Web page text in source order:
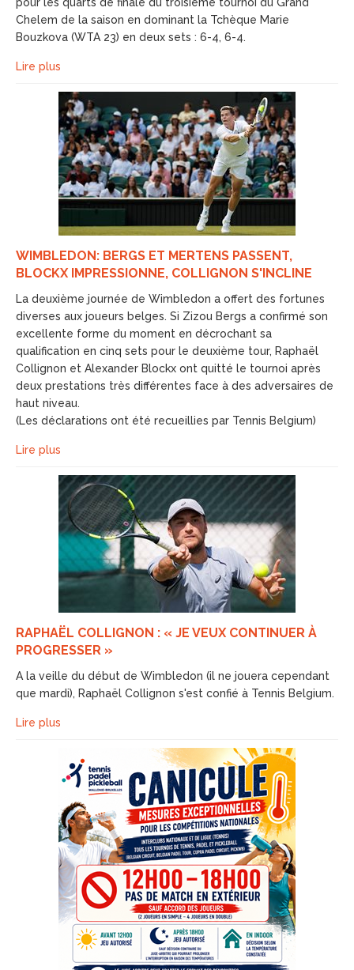
Chelem de la saison en dominant la Tchèque Marie
Bouzkova (WTA 23) en deux sets : 6-4, 6-4.
Lire plus
WIMBLEDON: BERGS ET MERTENS PASSENT,
BLOCKX IMPRESSIONNE, COLLIGNON S'INCLINE
La deuxième journée de Wimbledon a offert des fortunes
diverses aux joueurs belges. Si Zizou Bergs a confirmé son
excellente forme du moment en décrochant sa
qualification en cinq sets pour le deuxième tour, Raphaël
Collignon et Alexander Blockx ont quitté le tournoi après
deux prestations très différentes face à des adversaires de
haut niveau.
(Les déclarations ont été recueillies par Tennis Belgium)
Lire plus
RAPHAËL COLLIGNON : « JE VEUX CONTINUER À
PROGRESSER »
A la veille du début de Wimbledon (il ne jouera cependant
que mardi), Raphaël Collignon s'est confié à Tennis Belgium.
Lire plus